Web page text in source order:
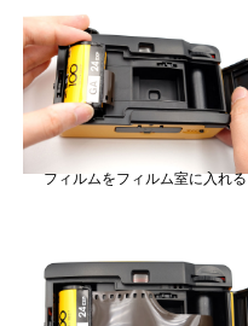
フィルムをフィルム室に入れる